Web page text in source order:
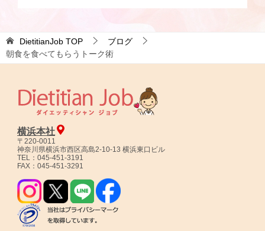
DietitianJob TOP
ブログ
朝食を食べてもらうトーク術
横浜本社
〒220-0011
神奈川県横浜市西区高島2-10-13 横浜東口ビル
TEL：045-451-3191
FAX：045-451-3291